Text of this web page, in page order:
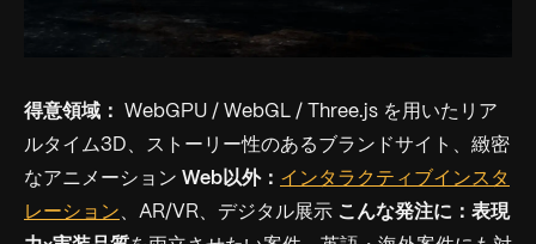
得意領域：
WebGPU / WebGL / Three.js を用いたリア
ルタイム3D、ストーリー性のあるブランドサイト、緻密
なアニメーション Web以外： インタラクティブインスタ
レーション 、AR/VR、デジタル展示 こんな発注に： 表現